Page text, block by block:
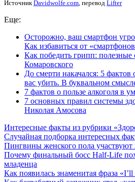
Источник Davidwolfe.com , перевод Lifter
Еще:
Осторожно, ваш смартфон
Как избавиться от
Как победить грипп: полезные
Комаровского
До смерти накачался: 5
вас убить. В буквальном
7 фактов о пользе алкоголя в
7 основных правил системы
Николая Амосова
Интересные факты из рубрики
Случайная подборка интересных
Пингвины женского пола участвуют
Почему финальный босс Half-Life
младенца
Как появилась знаменитая фраза «I’ll